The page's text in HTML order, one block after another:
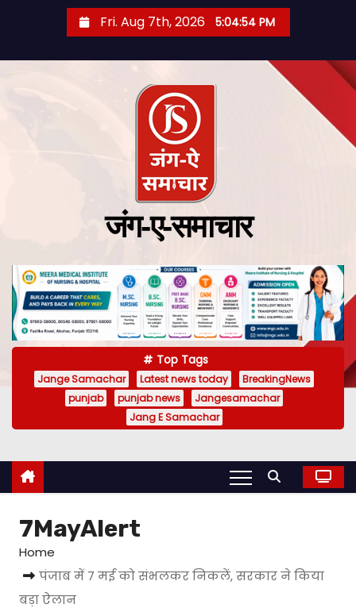
Fri. Aug 7th, 2026 5:04:54 PM
जंग-ए-समाचार
Top Tags
Jange Samachar Latest news today
BreakingNews
punjab
punjab news
Jangesamachar
Jang E Samachar
7MayAlert
Home
पंजाब में 7 मई को संभलकर निकलें, सरकार ने किया
बड़ा ऐलान